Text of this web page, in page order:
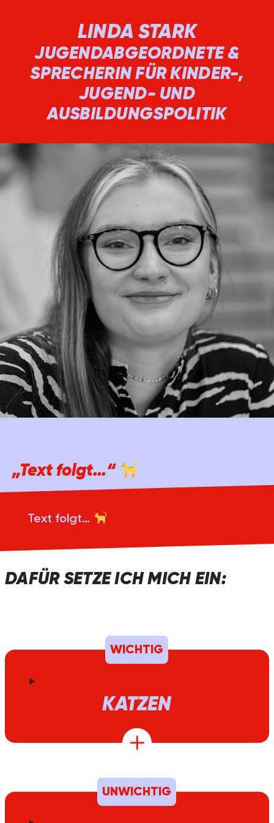
LINDA STARK
JUGENDABGEORDNETE &
SPRECHERIN FÜR KINDER-,
JUGEND- UND
AUSBILDUNGSPOLITIK
„Text folgt…“
Text folgt…
DAFÜR SETZE ICH MICH EIN:
WICHTIG
KATZEN
UNWICHTIG